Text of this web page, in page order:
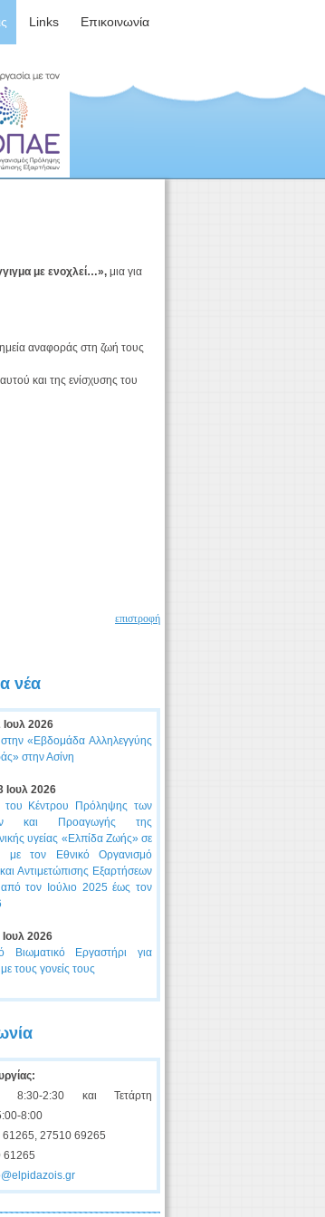
Links Επικοινωνία
με ενοχλεί…», μια για
αναφοράς στη ζωή τους
και της ενίσχυσης του
επιστροφή
νέα
Ιουλ 2026
«Εβδομάδα Αλληλεγγύης
στην Ασίνη
Ιουλ 2026
του Κέντρου Πρόληψης των
και Προαγωγής της
υγείας «Ελπίδα Ζωής» σε
με τον Εθνικό Οργανισμό
Αντιμετώπισης Εξαρτήσεων
τον Ιούλιο 2025 έως τον
2026
Βιωματικό Εργαστήρι για
τους γονείς τους
8:30-2:30 και Τετάρτη
8:00
61265, 27510 69265
61265